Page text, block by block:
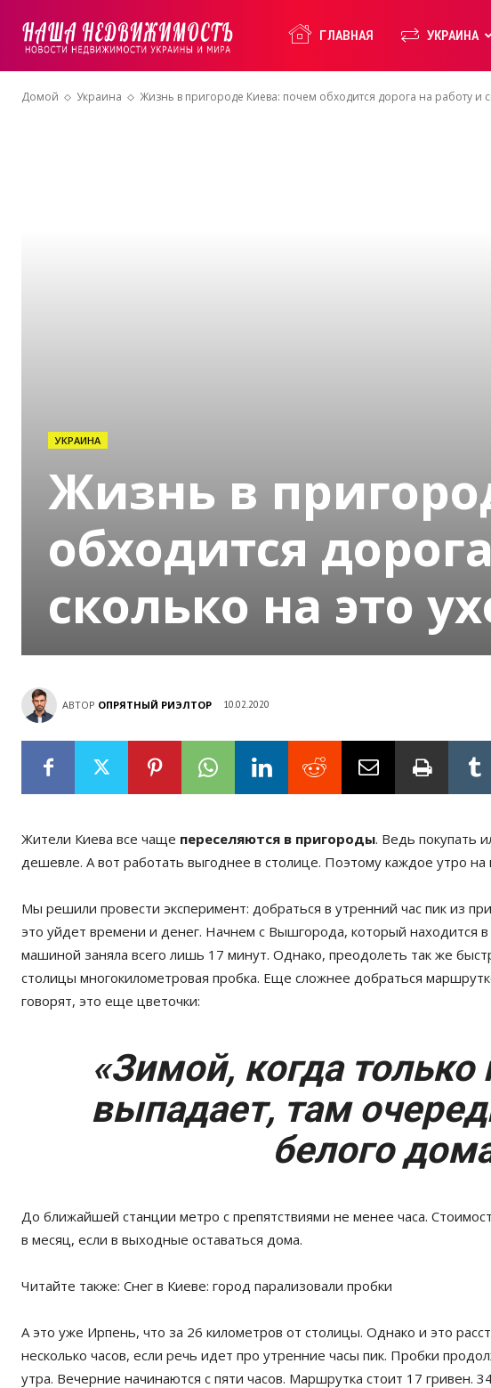
Недвижимость
ГЛАВНАЯ УКРАИНА
Домой Украина Жизнь в пригороде Киева: почем обходится дорога на работу и
УКРАИНА
Жизнь в
обходится
сколько на это
АВТОР ОПРЯТНЫЙ РИЭЛТОР 10.02.2020
Жители Киева все чаще переселяются в пригороды. Ведь покупать
дешевле. А вот работать выгоднее в столице. Поэтому каждое утро
Мы решили провести эксперимент: добраться в утренний час пик из
это уйдет времени и денег. Начнем с Вышгорода, который находится
машиной заняла всего лишь 17 минут. Однако, преодолеть так же
столицы многокилометровая пробка. Еще сложнее добраться
говорят, это еще цветочки:
«Зимой, когда
выпадает, там
белого
До ближайшей станции метро с препятствиями не менее часа.
в месяц, если в выходные оставаться дома.
Читайте также: Снег в Киеве: город парализовали пробки
А это уже Ирпень, что за 26 километров от столицы. Однако и это
несколько часов, если речь идет про утренние часы пик. Пробки
утра. Вечерние начинаются с пяти часов. Маршрутка стоит 17 гривен.